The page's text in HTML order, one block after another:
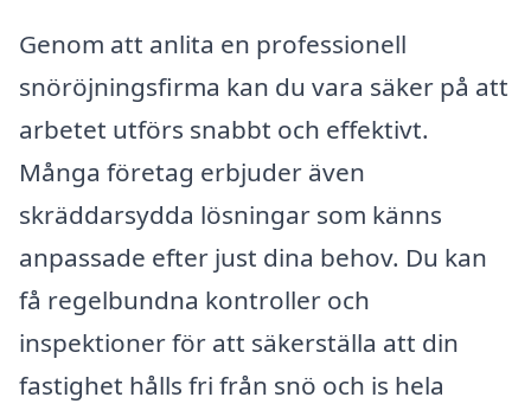
Genom att anlita en professionell
snöröjningsfirma kan du vara säker på att
arbetet utförs snabbt och effektivt.
Många företag erbjuder även
skräddarsydda lösningar som känns
anpassade efter just dina behov. Du kan
få regelbundna kontroller och
inspektioner för att säkerställa att din
fastighet hålls fri från snö och is hela